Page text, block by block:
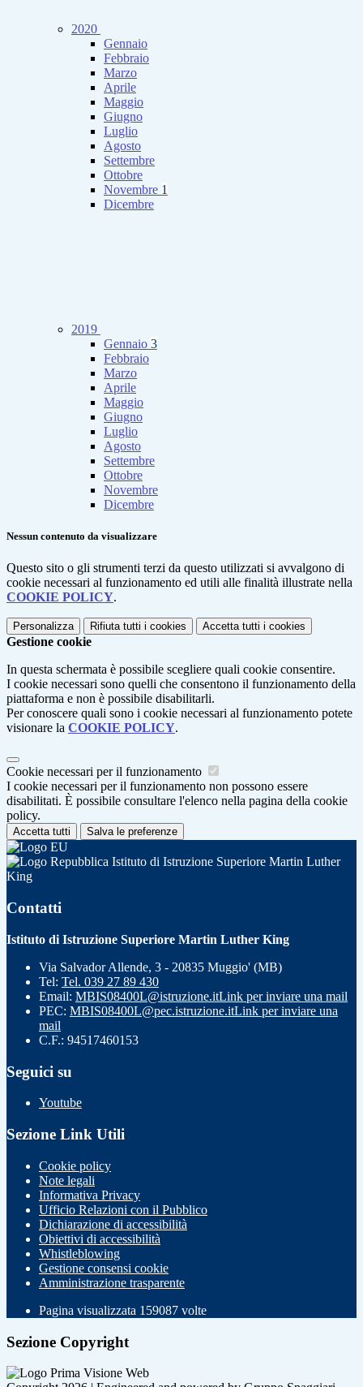
2020
Gennaio
Febbraio
Marzo
Aprile
Maggio
Giugno
Luglio
Agosto
Settembre
Ottobre
Novembre 1
Dicembre
2019
Gennaio 3
Febbraio
Marzo
Aprile
Maggio
Giugno
Luglio
Agosto
Settembre
Ottobre
Novembre
Dicembre
Nessun contenuto da visualizzare
Questo sito o gli strumenti terzi da questo utilizzati si avvalgono di
cookie necessari al funzionamento ed utili alle finalità illustrate nella
COOKIE POLICY.
Personalizza Rifiuta tutti i cookies Accetta tutti i cookies
Gestione cookie
In questa schermata è possibile scegliere quali cookie consentire.
I cookie necessari sono quelli che consentono il funzionamento della
piattaforma e non è possibile disabilitarli.
Per conoscere quali sono i cookie necessari al funzionamento potete
visionare la COOKIE POLICY.
Cookie necessari per il funzionamento
I cookie necessari per il funzionamento non possono essere
disabilitati. È possibile consultare l'elenco nella pagina della cookie
policy.
Accetta tutti Salva le preferenze
Istituto di Istruzione Superiore Martin Luther
King
Contatti
Istituto di Istruzione Superiore Martin Luther King
Via Salvador Allende, 3 - 20835 Muggio' (MB)
Tel: Tel. 039 27 89 430
Email: MBIS08400L@istruzione.itLink per inviare una mail
PEC: MBIS08400L@pec.istruzione.itLink per inviare una
mail
C.F.: 94517460153
Seguici su
Youtube
Sezione Link Utili
Cookie policy
Note legali
Informativa Privacy
Ufficio Relazioni con il Pubblico
Dichiarazione di accessibilità
Obiettivi di accessibilità
Whistleblowing
Gestione consensi cookie
Amministrazione trasparente
Pagina visualizzata 159087 volte
Sezione Copyright